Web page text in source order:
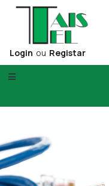
Login ou Registar